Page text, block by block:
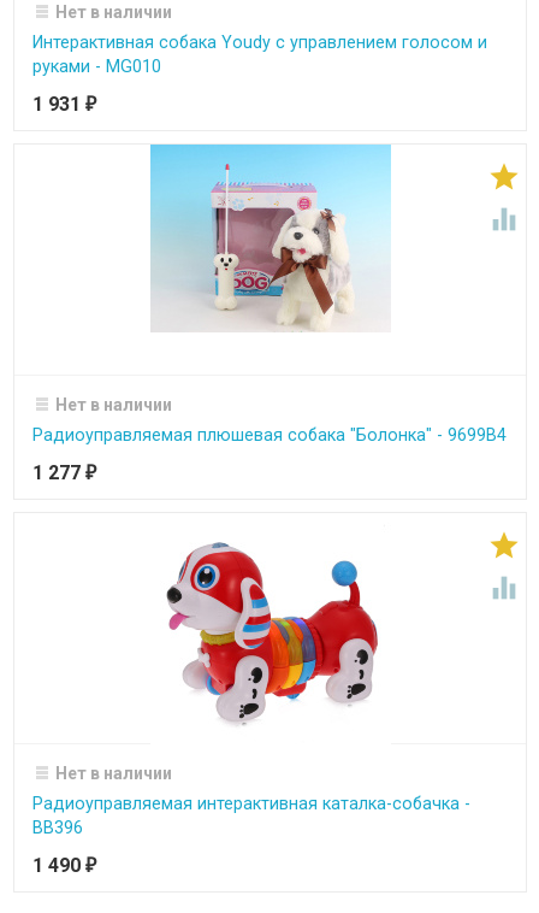
Нет в наличии
Интерактивная собака Youdy с управлением голосом и
руками - MG010
1 931 ₽


Нет в наличии
Радиоуправляемая плюшевая собака "Болонка" - 9699B4
1 277 ₽


Нет в наличии
Радиоуправляемая интерактивная каталка-собачка -
ВВ396
1 490 ₽